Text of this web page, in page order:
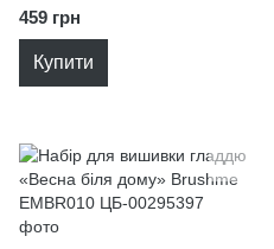
EMBR012
459 грн
Купити